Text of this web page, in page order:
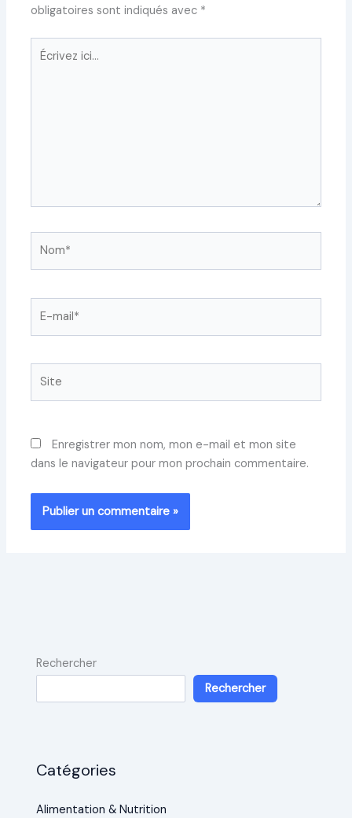
obligatoires sont indiqués avec *
Écrivez
ici…
mail*
Enregistrer mon nom, mon e-mail et mon site
dans le navigateur pour mon prochain commentaire.
Rechercher
Rechercher
Catégories
Alimentation & Nutrition